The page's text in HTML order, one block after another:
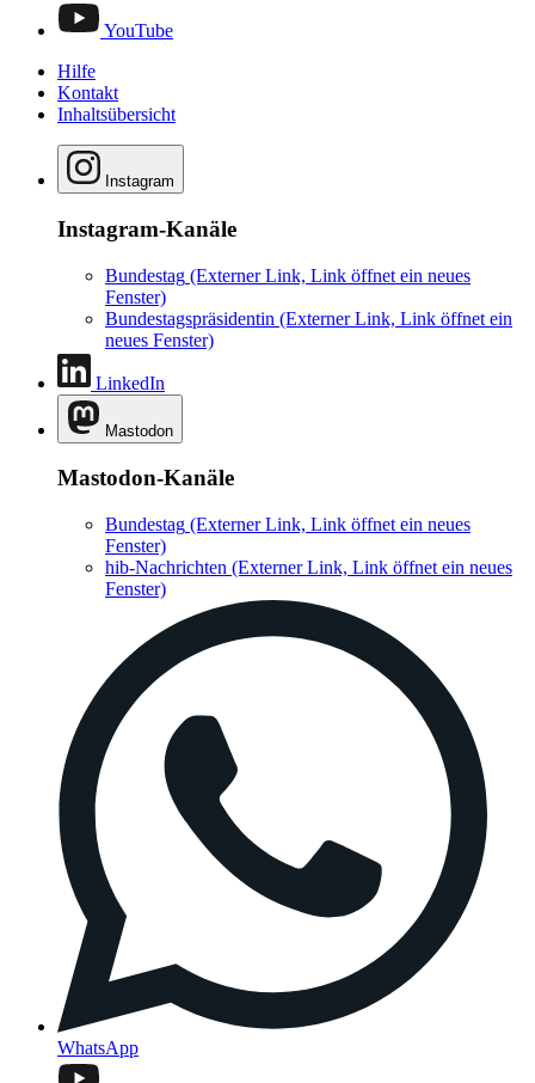
YouTube
Hilfe
Kontakt
Inhaltsübersicht
Instagram
Instagram-Kanäle
Bundestag (Externer Link, Link öffnet ein neues
Fenster)
Bundestagspräsidentin (Externer Link, Link öffnet ein
neues Fenster)
LinkedIn
Mastodon
Mastodon-Kanäle
Bundestag (Externer Link, Link öffnet ein neues
Fenster)
hib-Nachrichten (Externer Link, Link öffnet ein neues
Fenster)
WhatsApp